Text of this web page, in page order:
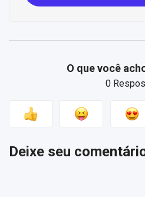
O que você
0
Deixe seu